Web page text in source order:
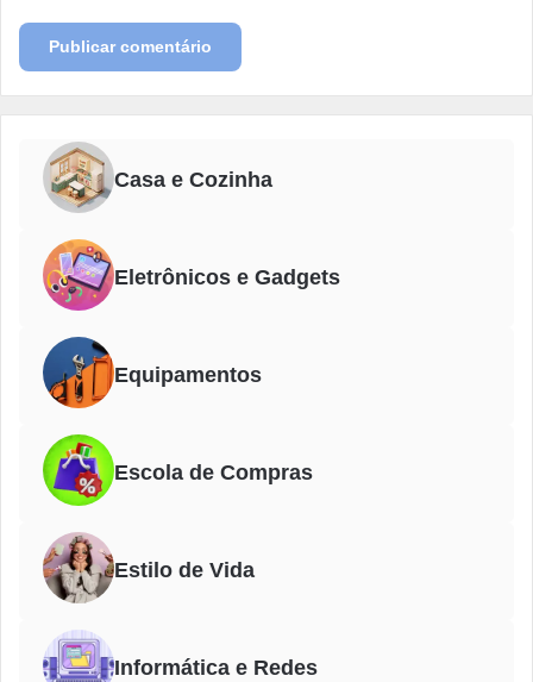
Casa e Cozinha
Eletrônicos e Gadgets
Equipamentos
Escola de Compras
Estilo de Vida
Informática e Redes